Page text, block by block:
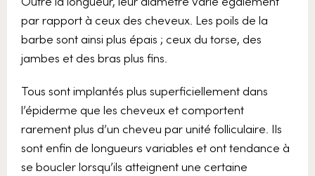
par rapport à ceux des cheveux. Les poils de la
barbe sont ainsi plus épais ; ceux du torse, des
jambes et des bras plus fins.
Tous sont implantés plus superficiellement dans
l’épiderme que les cheveux et comportent
rarement plus d’un cheveu par unité folliculaire. Ils
sont enfin de longueurs variables et ont tendance à
se boucler lorsqu’ils atteignent une certaine